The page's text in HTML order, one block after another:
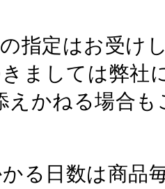
指定はお受け
ましては弊社
えかねる場合
る日数は商品